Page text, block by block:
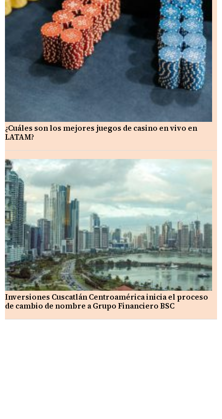
¿Cuáles son los mejores juegos de casino en vivo en
LATAM?
Inversiones Cuscatlán Centroamérica inicia el proceso
de cambio de nombre a Grupo Financiero BSC